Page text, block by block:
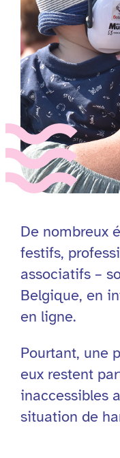
De nombreux
festifs,
associatifs –
Belgique, en
en ligne.
Pourtant, une
eux restent
inaccessibles
situation de